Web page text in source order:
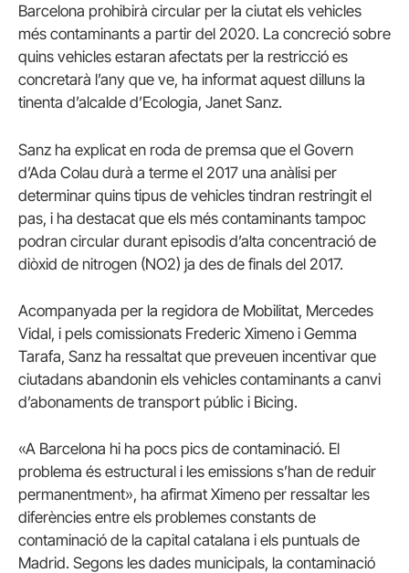
Barcelona prohibirà circular per la ciutat els vehicles
més contaminants a partir del 2020. La concreció sobre
quins vehicles estaran afectats per la restricció es
concretarà l’any que ve, ha informat aquest dilluns la
tinenta d’alcalde d’Ecologia, Janet Sanz.
Sanz ha explicat en roda de premsa que el Govern
d’Ada Colau durà a terme el 2017 una anàlisi per
determinar quins tipus de vehicles tindran restringit el
pas, i ha destacat que els més contaminants tampoc
podran circular durant episodis d’alta concentració de
diòxid de nitrogen (NO2) ja des de finals del 2017.
Acompanyada per la regidora de Mobilitat, Mercedes
Vidal, i pels comissionats Frederic Ximeno i Gemma
Tarafa, Sanz ha ressaltat que preveuen incentivar que
ciutadans abandonin els vehicles contaminants a canvi
d’abonaments de transport públic i Bicing.
«A Barcelona hi ha pocs pics de contaminació. El
problema és estructural i les emissions s’han de reduir
permanentment», ha afirmat Ximeno per ressaltar les
diferències entre els problemes constants de
contaminació de la capital catalana i els puntuals de
Madrid. Segons les dades municipals, la contaminació